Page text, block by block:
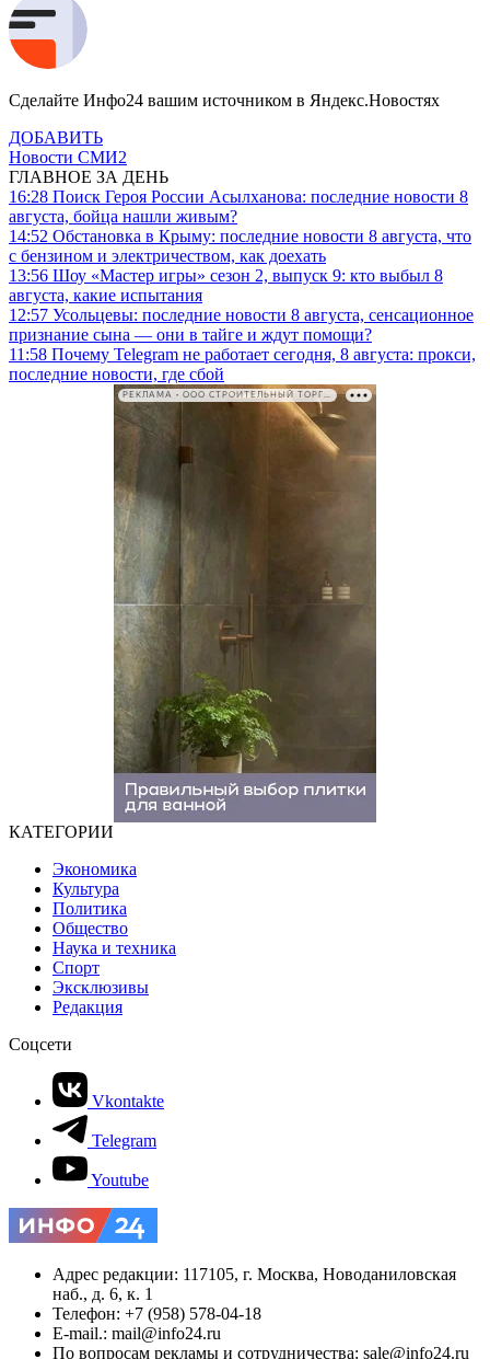
Сделайте Инфо24 вашим источником в Яндекс.Новостях
ДОБАВИТЬ
Новости СМИ2
ГЛАВНОЕ ЗА ДЕНЬ
16:28 Поиск Героя России Асылханова: последние новости 8
августа, бойца нашли живым?
14:52 Обстановка в Крыму: последние новости 8 августа, что
с бензином и электричеством, как доехать
13:56 Шоу «Мастер игры» сезон 2, выпуск 9: кто выбыл 8
августа, какие испытания
12:57 Усольцевы: последние новости 8 августа, сенсационное
признание сына — они в тайге и ждут помощи?
11:58 Почему Telegram не работает сегодня, 8 августа: прокси,
последние новости, где сбой
РЕКЛАМА • ООО СТРОИТЕЛЬНЫЙ ТОРГОВЫЙ ДОМ «ПЕТРОВИЧ». ИНН: 7802348846
КАТЕГОРИИ
Экономика
Культура
Политика
Общество
Наука и техника
Спорт
Эксклюзивы
Редакция
Соцсети
Vkontakte
Telegram
Youtube
Адрес редакции: 117105, г. Москва, Новоданиловская
наб., д. 6, к. 1
Телефон: +7 (958) 578-04-18
E-mail.: mail@info24.ru
По вопросам рекламы и сотрудничества: sale@info24.ru